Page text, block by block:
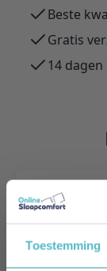
Toestemming
Beste
Gratis
14
Merk
Innovation